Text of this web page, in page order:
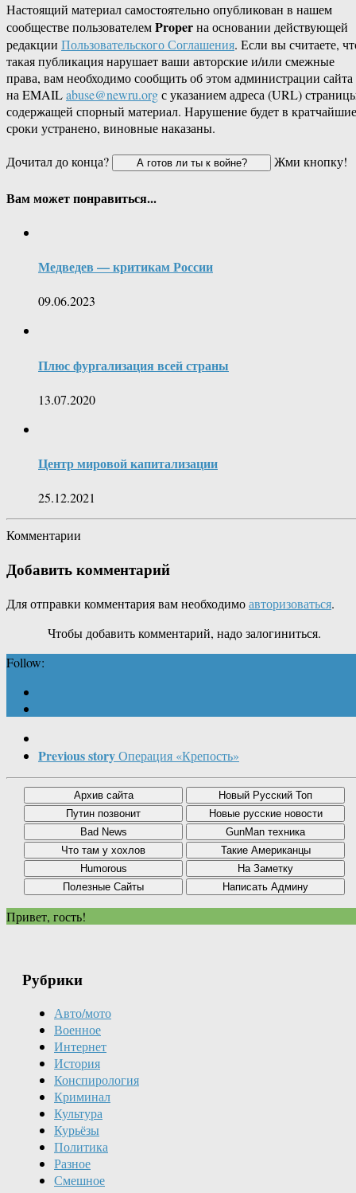
Настоящий материал самостоятельно опубликован в нашем
сообществе пользователемProperна основании действующей
редакции Пользовательского Соглашения. Если вы считаете,
такая публикация нарушает ваши авторские и/или смежные
права, вам необходимо сообщить об этом администрации сайта
на EMAILabuse@newru.orgс указанием адреса (URL)
содержащей спорный материал. Нарушение будет в кратчайшие
сроки устранено, виновные наказаны.
Дочитал до конца?
Жми кнопку!
Вам может понравиться...
Медведев — критикам России
09.06.2023
Плюс фургализация всей страны
13.07.2020
Центр мировой капитализации
25.12.2021
Комментарии
Добавить комментарий
Для отправки комментария вам необходимоавторизоваться.
Чтобы добавить комментарий, надо залогиниться.
Follow:
Previous storyОперация «Крепость»
Привет, гость!
Рубрики
Авто/мото
Военное
Интернет
История
Конспирология
Криминал
Культура
Курьёзы
Политика
Разное
Смешное